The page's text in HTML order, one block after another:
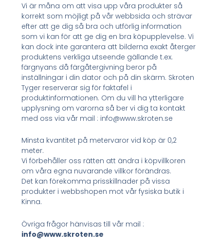
Vi är måna om att visa upp våra produkter så
korrekt som möjligt på vår webbsida och strävar
efter att ge dig så bra och utförlig information
som vi kan för att ge dig en bra köpupplevelse. Vi
kan dock inte garantera att bilderna exakt återger
produktens verkliga utseende gällande t.ex.
färgnyans då färgåtergivning beror på
inställningar i din dator och på din skärm. Skroten
Tyger reserverar sig för faktafel i
produktinformationen. Om du vill ha ytterligare
upplysning om varorna så ber vi dig ta kontakt
med oss via vår mail : info@www.skroten.se
Minsta kvantitet på metervaror vid köp är 0,2
meter.
Vi förbehåller oss rätten att ändra i köpvillkoren
om våra egna nuvarande villkor förändras.
Det kan förekomma prisskillnader på vissa
produkter i webbshopen mot vår fysiska butik i
Kinna.
Övriga frågor hänvisas till vår mail :
info@www.skroten.se